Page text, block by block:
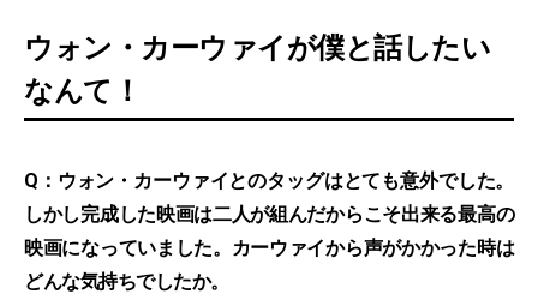
ウォン・カーウァイが僕と話したい
なんて！
Q：ウォン・カーウァイとのタッグはとても意外でした。
しかし完成した映画は二人が組んだからこそ出来る最高の
映画になっていました。カーウァイから声がかかった時は
どんな気持ちでしたか。